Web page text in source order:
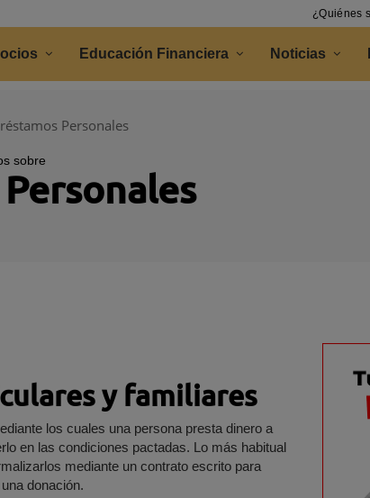
¿Quiénes
Educación Financiera Noticias
Personales
sobre
y familiares
los cuales una persona presta dinero a
en las condiciones pactadas. Lo más habitual
mediante un contrato escrito para
donación.